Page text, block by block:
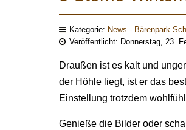
Kategorie: News - Bärenpark
Veröffentlicht: Donnerstag, 23.
Draußen ist es kalt und
der Höhle liegt, ist er das
Einstellung trotzdem
Genieße die Bilder oder